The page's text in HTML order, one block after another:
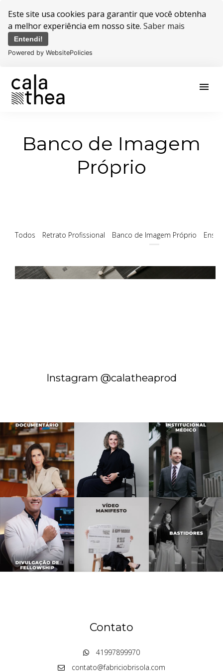
Este site usa cookies para garantir que você obtenha
a melhor experiência em nosso site. Saber mais
Entendi!
Powered by WebsitePolicies
menu
Banco de Imagem
Próprio
Todos Retrato Profissional Banco de Imagem Próprio
Banco de Imagem Personalizado
Instagram @calatheaprod
Contato
41997899970
contato@fabriciobrisola.com